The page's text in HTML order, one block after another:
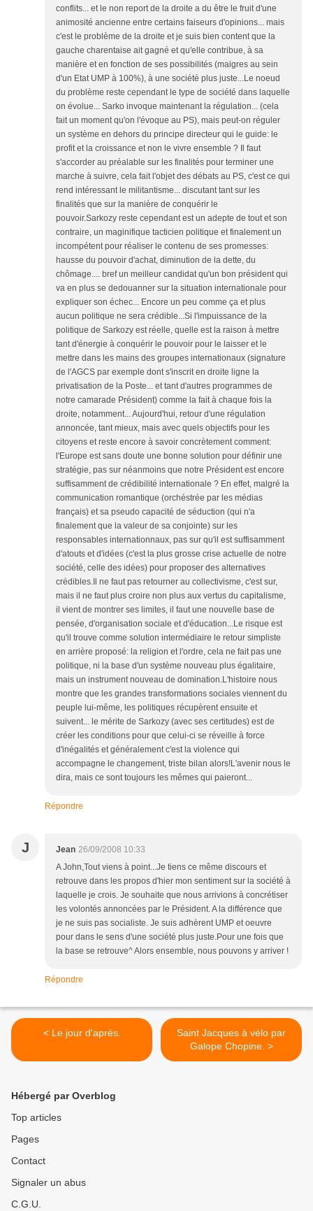
conflits... et le non report de la droite a du être le fruit d'une
animosité ancienne entre certains faiseurs d'opinions... mais
c'est le problème de la droite et je suis bien content que la
gauche charentaise ait gagné et qu'elle contribue, à sa
manière et en fonction de ses possibilités (maigres au sein
d'un Etat UMP à 100%), à une société plus juste...Le noeud
du problème reste cependant le type de société dans laquelle
on évolue... Sarko invoque maintenant la régulation... (cela
fait un moment qu'on l'évoque au PS), mais peut-on réguler
un système en dehors du principe directeur qui le guide: le
profit et la croissance et non le vivre ensemble ? Il faut
s'accorder au préalable sur les finalités pour terminer une
marche à suivre, cela fait l'objet des débats au PS, c'est ce qui
rend intéressant le militantisme... discutant tant sur les
finalités que sur la manière de conquérir le
pouvoir.Sarkozy reste cependant est un adepte de tout et son
contraire, un maginifique tacticien politique et finalement un
incompétent pour réaliser le contenu de ses promesses:
hausse du pouvoir d'achat, diminution de la dette, du
chômage.... bref un meilleur candidat qu'un bon président qui
va en plus se dedouanner sur la situation internationale pour
expliquer son échec... Encore un peu comme ça et plus
aucun politique ne sera crédible...Si l'impuissance de la
politique de Sarkozy est réelle, quelle est la raison à mettre
tant d'énergie à conquérir le pouvoir pour le laisser et le
mettre dans les mains des groupes internationaux (signature
de l'AGCS par exemple dont s'inscrit en droite ligne la
privatisation de la Poste... et tant d'autres programmes de
notre camarade Président) comme la fait à chaque fois la
droite, notamment... Aujourd'hui, retour d'une régulation
annoncée, tant mieux, mais avec quels objectifs pour les
citoyens et reste encore à savoir concrètement comment:
l'Europe est sans doute une bonne solution pour définir une
stratégie, pas sur néanmoins que notre Président est encore
suffisamment de crédibilité internationale ? En effet, malgré la
communication romantique (orchéstrée par les médias
français) et sa pseudo capacité de séduction (qui n'a
finalement que la valeur de sa conjointe) sur les
responsables internationnaux, pas sur qu'il est suffisamment
d'atouts et d'idées (c'est la plus grosse crise actuelle de notre
société, celle des idées) pour proposer des alternatives
crédibles.Il ne faut pas retourner au collectivisme, c'est sur,
mais il ne faut plus croire non plus aux vertus du capitalisme,
il vient de montrer ses limites, il faut une nouvelle base de
pensée, d'organisation sociale et d'éducation...Le risque est
qu'il trouve comme solution intermédiaire le retour simpliste
en arrière proposé: la religion et l'ordre, cela ne fait pas une
politique, ni la base d'un système nouveau plus égalitaire,
mais un instrument nouveau de domination.L'histoire nous
montre que les grandes transformations sociales viennent du
peuple lui-même, les politiques récupèrent ensuite et
suivent... le mérite de Sarkozy (avec ses certitudes) est de
créer les conditions pour que celui-ci se réveille à force
d'inégalités et généralement c'est la violence qui
accompagne le changement, triste bilan alors!L'avenir nous le
dira, mais ce sont toujours les mêmes qui paieront...
Répondre
J Jean 26/09/2008 10:33
A John,Tout viens à point...Je tiens ce même discours et
retrouve dans les propos d'hier mon sentiment sur la société à
laquelle je crois. Je souhaite que nous arrivions à concrétiser
les volontés annoncées par le Président. A la différence que
je ne suis pas socialiste. Je suis adhèrent UMP et oeuvre
pour dans le sens d'une société plus juste.Pour une fois que
la base se retrouve^ Alors ensemble, nous pouvons y arriver !
Répondre
< Le jour d'après.
Saint Jacques à vélo par
Galope Chopine. >
Hébergé par Overblog
Top articles
Pages
Contact
Signaler un abus
C.G.U.